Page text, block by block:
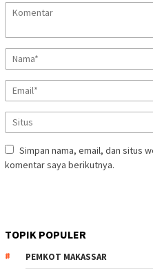
Simpan nama, email, dan situs
komentar saya berikutnya.
TOPIK POPULER
PEMKOT MAKASSAR